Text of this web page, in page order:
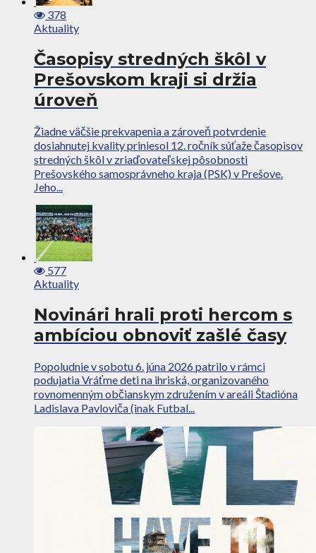
378
Aktuality
Časopisy stredných škôl v
Prešovskom kraji si držia
úroveň
Žiadne väčšie prekvapenia a zároveň potvrdenie
dosiahnutej kvality priniesol 12. ročník súťaže časopisov
stredných škôl v zriaďovateľskej pôsobnosti
Prešovského samosprávneho kraja (PSK) v Prešove.
Jeho...
577
Aktuality
Novinári hrali proti hercom s
ambíciou obnoviť zašlé časy
Popoludnie v sobotu 6. júna 2026 patrilo v rámci
podujatia Vráťme deti na ihriská, organizovaného
rovnomenným občianskym združením v areáli Štadióna
Ladislava Pavloviča (inak Futbal...